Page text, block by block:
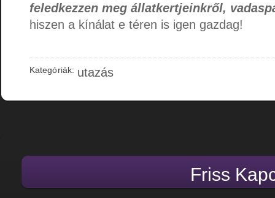
feledkezzen meg állatkertjeinkről,
hiszen a kínálat e téren is igen gazdag!
Kategóriák: utazás
Friss